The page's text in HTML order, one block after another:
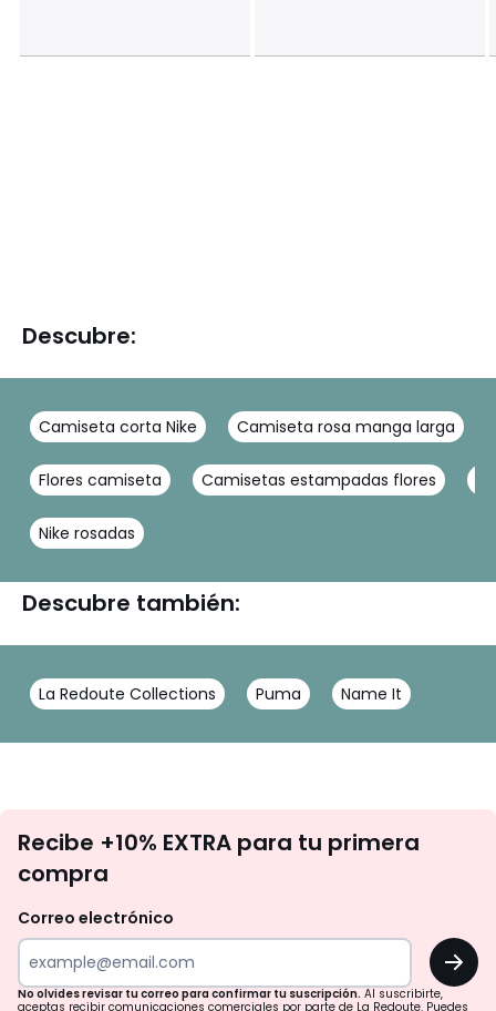
Descubre:
Camiseta corta Nike Camiseta rosa manga larga
Flores camiseta Camisetas estampadas flores
Nike rosadas
Descubre también:
La Redoute Collections Puma Name It
te
tu
para
Recibe +10% EXTRA para tu primera
compra
Correo electrónico
OK
No olvides revisar tu correo para confirmar tu suscripción. Al suscribirte,
aceptas recibir comunicaciones comerciales por parte de La Redoute. Puedes